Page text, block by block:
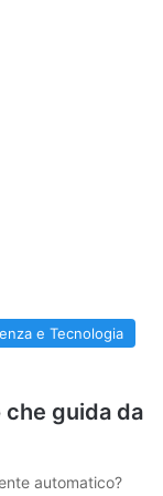
e Tecnologia
che guida da
automatico?